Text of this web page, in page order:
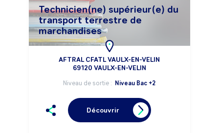
Technicien(ne) supérieur(e) du
transport terrestre de
marchandises
AFTRAL CFATL VAULX-EN-VELIN
69120 VAULX-EN-VELIN
Niveau de sortie : Niveau Bac +2
Découvrir